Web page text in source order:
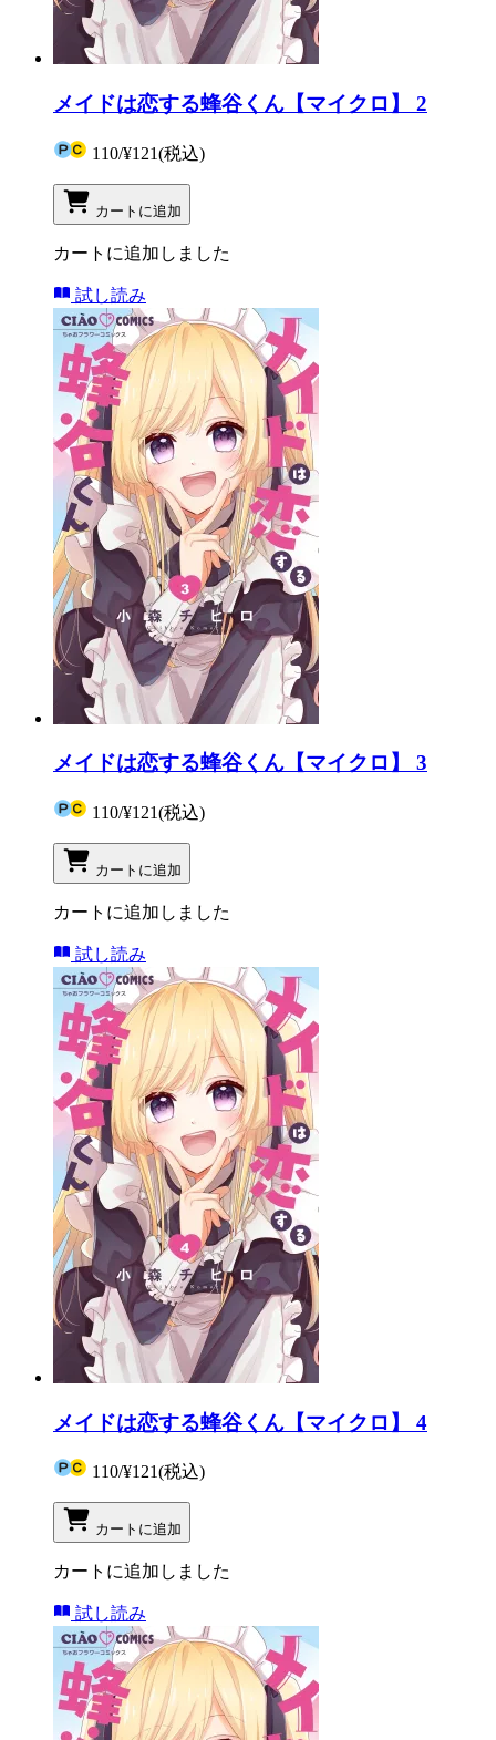
メイドは恋する蜂谷くん【マイクロ】 2
110/¥121(税込)
カートに追加
カートに追加しました
試し読み
メイドは恋する蜂谷くん【マイクロ】 3
110/¥121(税込)
カートに追加
カートに追加しました
試し読み
メイドは恋する蜂谷くん【マイクロ】 4
110/¥121(税込)
カートに追加
カートに追加しました
試し読み